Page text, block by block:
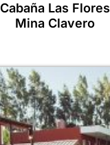
Cabaña Las Flores
Mina Clavero